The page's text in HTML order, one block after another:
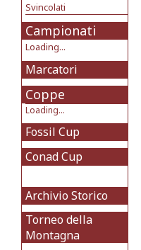
Svincolati
Campionati
Loading...
Marcatori
Coppe
Loading...
Fossil Cup
Conad Cup
Archivio Storico
Torneo della
Montagna